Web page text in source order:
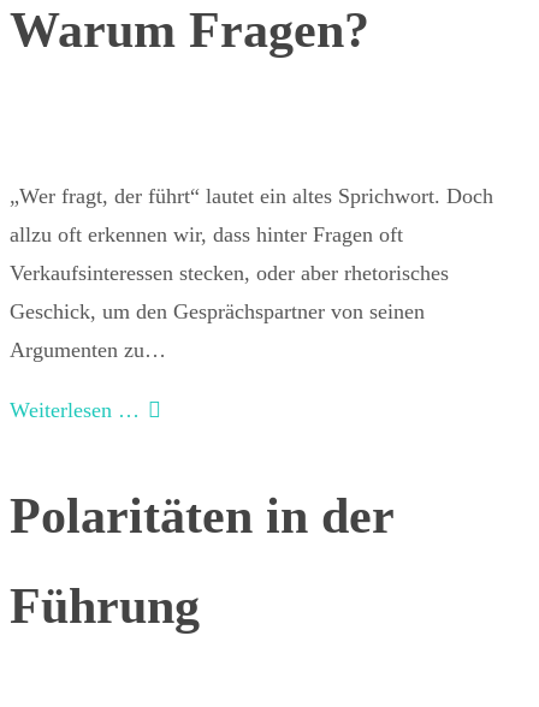
Warum Fragen?
„Wer fragt, der führt“ lautet ein altes Sprichwort. Doch
allzu oft erkennen wir, dass hinter Fragen oft
Verkaufsinteressen stecken, oder aber rhetorisches
Geschick, um den Gesprächspartner von seinen
Argumenten zu…
Weiterlesen …
Polaritäten in der
Führung